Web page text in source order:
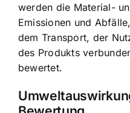
werden die Material-
Emissionen und
dem Transport, der
des Produkts
bewertet.